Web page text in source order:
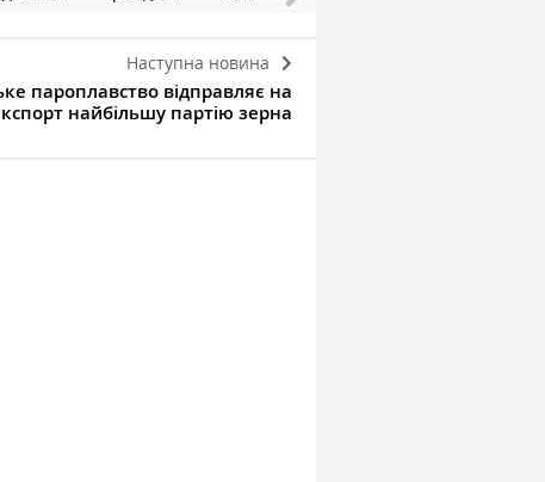
Наступна новина
пароплавство відправляє на
найбільшу партію зерна